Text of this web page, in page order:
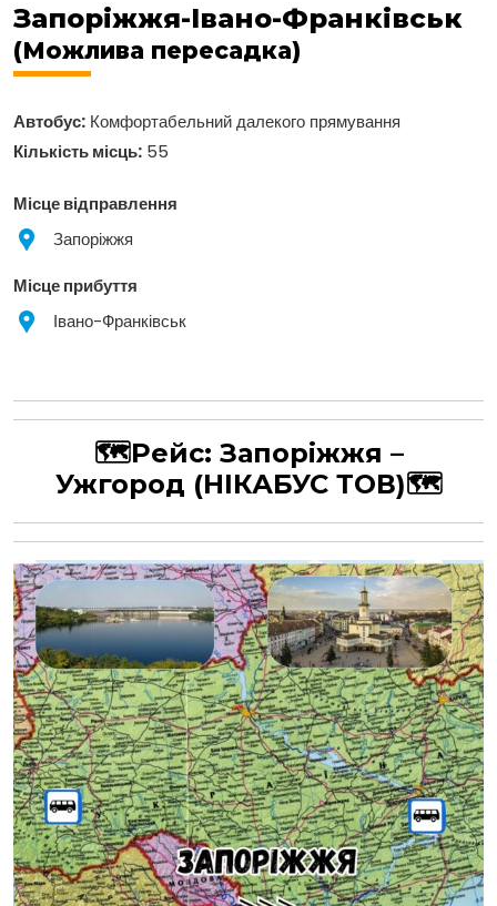
Запоріжжя-Івано-Франківськ
(Можлива пересадка)
Автобус: Комфортабельний далекого прямування
Кількість місць: 55
Місце відправлення
Запоріжжя
Місце прибуття
Івано-Франківськ
🗺Рейс: Запоріжжя –
Ужгород (НІКАБУС ТОВ)🗺